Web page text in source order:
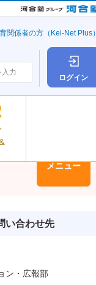
ログイン
関係者の方（Kei-Net Plus）
メニュー
い合わせ先
ン・広報部